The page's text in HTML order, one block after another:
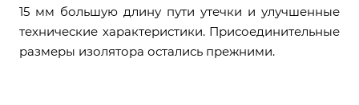
15 мм большую длину пути утечки и улучшенные
технические характеристики. Присоединительные
размеры изолятора остались прежними.